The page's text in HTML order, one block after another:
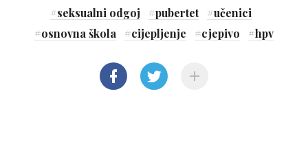
#seksualni odgoj #pubertet #učenici
#osnovna škola #cijepljenje #cjepivo #hpv